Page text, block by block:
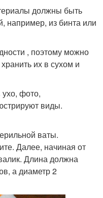
должны быть
например, из бинта или
, поэтому можно
их в сухом и
ухо, фото,
виды.
ваты.
Далее, начиная от
Длина должна
а диаметр 2